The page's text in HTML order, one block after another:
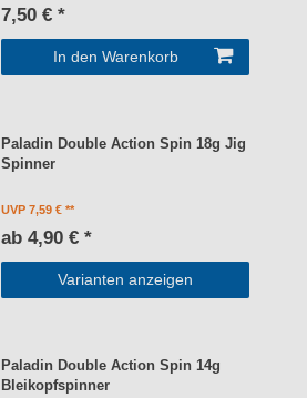
7,50 € *
In den Warenkorb
Paladin Double Action Spin 18g Jig
Spinner
UVP 7,59 €
ab 4,90 € *
Varianten anzeigen
Paladin Double Action Spin 14g
Bleikopfspinner